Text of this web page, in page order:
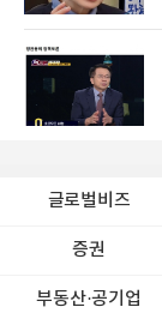
글로벌비즈
증권
부동산·공기업